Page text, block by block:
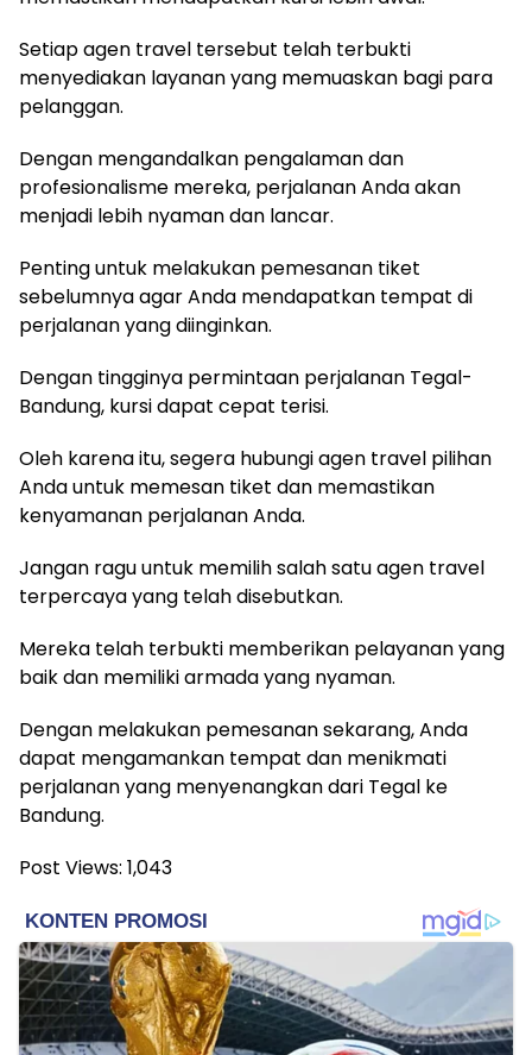
Setiap agen travel tersebut telah terbukti
menyediakan layanan yang memuaskan bagi para
pelanggan.
Dengan mengandalkan pengalaman dan
profesionalisme mereka, perjalanan Anda akan
menjadi lebih nyaman dan lancar.
Penting untuk melakukan pemesanan tiket
sebelumnya agar Anda mendapatkan tempat di
perjalanan yang diinginkan.
Dengan tingginya permintaan perjalanan Tegal-
Bandung, kursi dapat cepat terisi.
Oleh karena itu, segera hubungi agen travel pilihan
Anda untuk memesan tiket dan memastikan
kenyamanan perjalanan Anda.
Jangan ragu untuk memilih salah satu agen travel
terpercaya yang telah disebutkan.
Mereka telah terbukti memberikan pelayanan yang
baik dan memiliki armada yang nyaman.
Dengan melakukan pemesanan sekarang, Anda
dapat mengamankan tempat dan menikmati
perjalanan yang menyenangkan dari Tegal ke
Bandung.
Post Views: 1,043